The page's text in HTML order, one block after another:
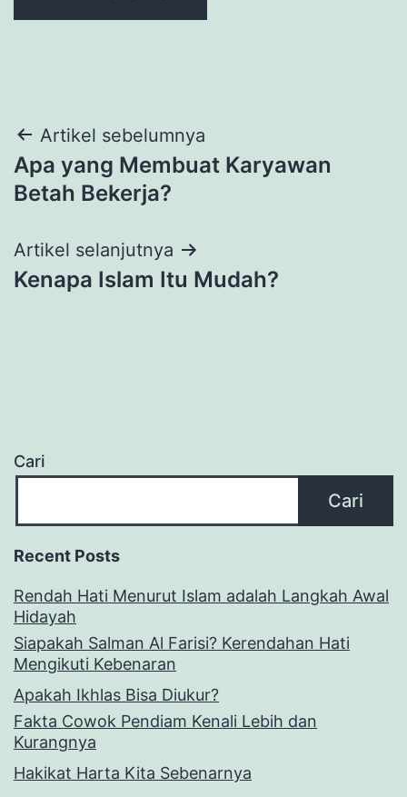
Navigasi
pos
Artikel sebelumnya
Apa yang Membuat Karyawan
Betah Bekerja?
Artikel selanjutnya
Kenapa Islam Itu Mudah?
Cari
Cari
Recent Posts
Rendah Hati Menurut Islam adalah Langkah Awal
Hidayah
Siapakah Salman Al Farisi? Kerendahan Hati
Mengikuti Kebenaran
Apakah Ikhlas Bisa Diukur?
Fakta Cowok Pendiam Kenali Lebih dan
Kurangnya
Hakikat Harta Kita Sebenarnya